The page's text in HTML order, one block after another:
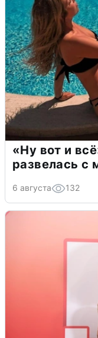
«Ну вот и
развелась
6 августа 132